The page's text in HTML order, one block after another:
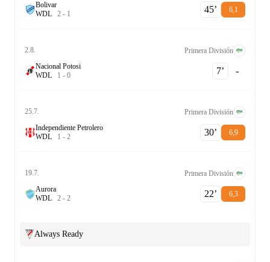
Bolivar
WDL 2 - 1 45‎’‎ 6,1
2.8.
Primera División
Nacional Potosi
WDL 1 - 0 7‎’‎ -
25.7.
Primera División
Independiente Petrolero
WDL 1 - 2 30‎’‎ 6,9
19.7.
Primera División
Aurora
WDL 2 - 2 22‎’‎ 6,3
Always Ready